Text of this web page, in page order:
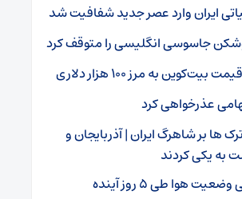
ایران وارد عصر جدید شفافیت شد
جاسوسی انگلیسی را متوقف کرد
به مرز ۱۰۰ هزار دلاری
عذرخواهی کرد
ها بر شاهرگ ایران | آذربایجان و
به یکی کردند
هوا طی ۵ روز آینده